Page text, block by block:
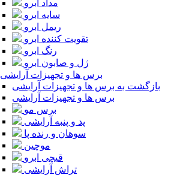
مداد ابرو
سایه ابرو
ریمل ابرو
تقویت کننده ابرو
رنگ ابرو
ژل و صابون ابرو
برس ها و تجهیزات آرایشی
بازگشت به برس ها و تجهیزات آرایشی
برس ها و تجهیزات آرایشی
برس مو
پد و پنبه آرایشی
سوهان و رنده پا
موچین
قیچی ابرو
تراش آرایشی